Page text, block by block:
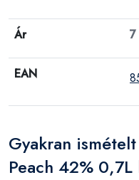
Ár
EAN
Gyakran
Peach 42%